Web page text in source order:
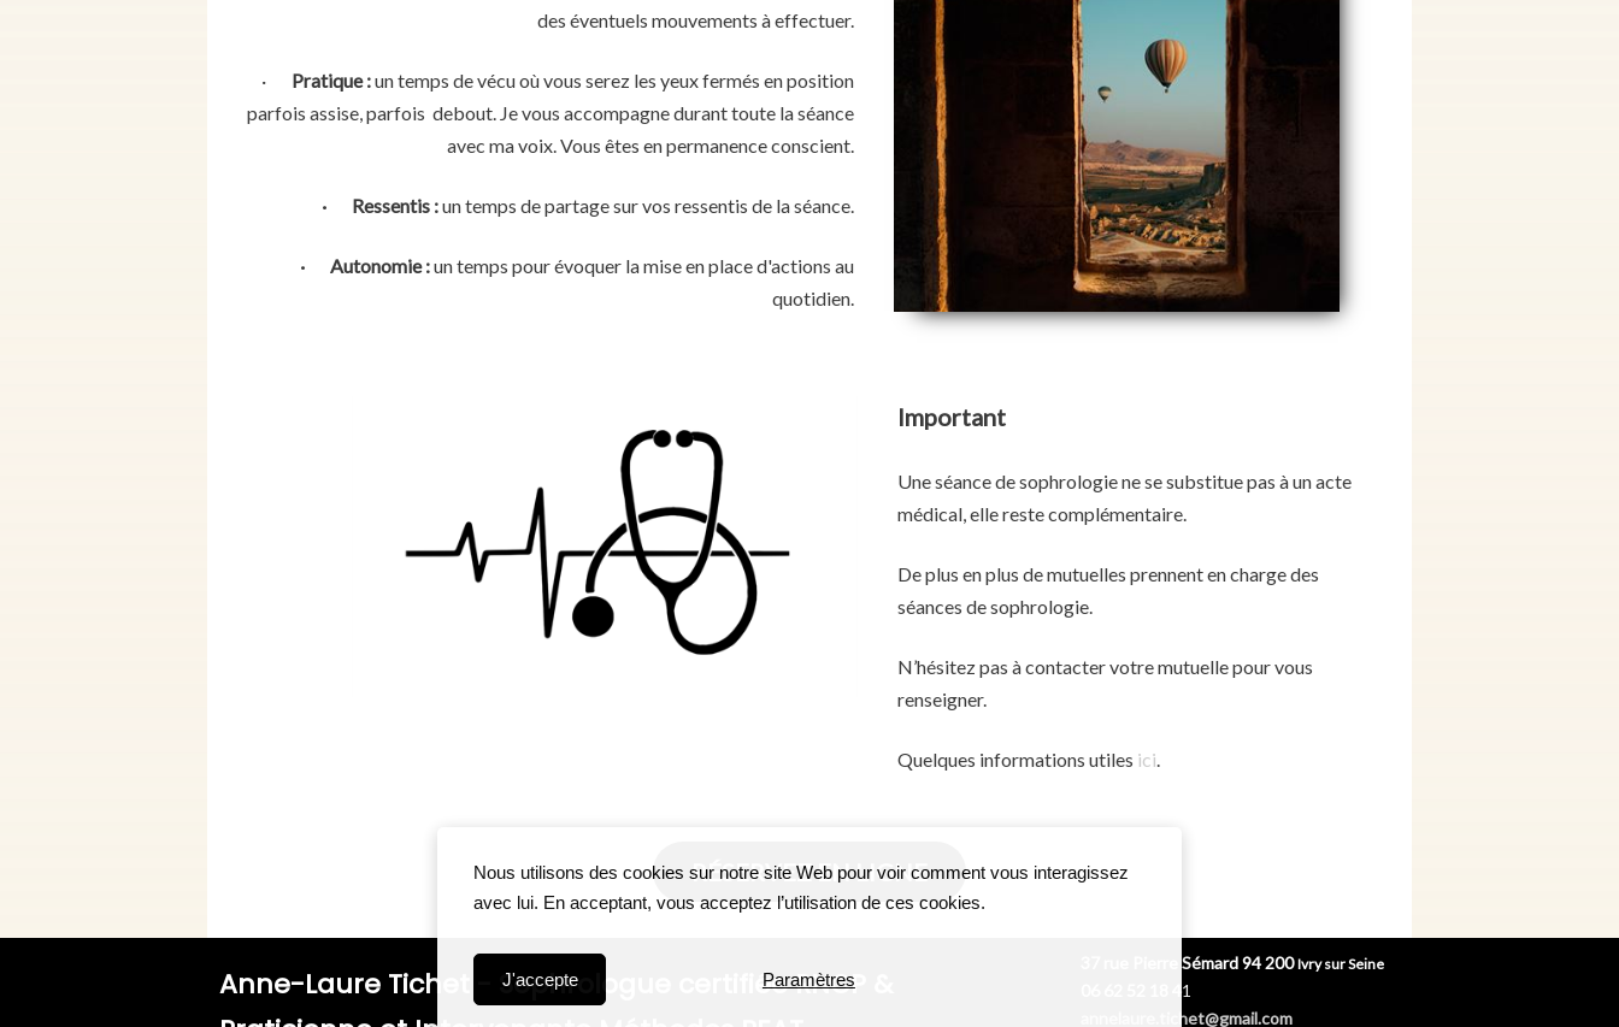
des éventuels mouvements à effectuer.
· Pratique :un temps de vécu où vous serez les yeux fermés en position
parfois assise, parfois debout. Je vous accompagne durant toute la séance
avec ma voix. Vous êtes en permanence conscient.
· Ressentis :un temps de partage sur vos ressentis de la séance.
· Autonomie :un temps pour évoquer la mise en place d'actions au
quotidien.
Important
Une séance de sophrologie ne se substitue pas à un acte
médical, elle reste complémentaire.
De plus en plus de mutuelles prennent en charge des
séances de sophrologie.
N’hésitez pas à contacter votre mutuelle pour vous
renseigner.
Quelques informations utiles ici.
RÉSERVEZ EN LIGNE
Anne-Laure Tichet - Sophrologue certifiée RNCP &
37 rue Pierre Sémard 94 200Ivry sur Seine
1
annelaure.tichet@gmail.com
Nous utilisons des cookies sur notre site Web pour voir comment vous interagissez
avec lui. En acceptant, vous acceptez l’utilisation de ces cookies.
Paramètres
J'accepte